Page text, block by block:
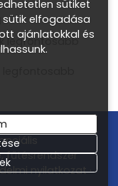
legfontosabb
legfontosabb
–
fűtésrendszer
nyilatkozat
sütiket
sütik elfogadása
ajánlatokkal és